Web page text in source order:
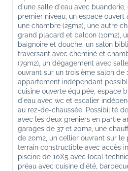
d'une salle d'eau avec buanderie,
premier niveau, un espace ouvert
une chambre (25m2), une autre
grand placard et balcon (10m2),
baignoire et douche, un salon
traversant avec cheminé et
(79m2), un dégagement avec
ouvrant sur un troisième salon de
appartement indépendant
cuisine ouverte équipée, espace
d'eau avec wc et escalier
au rez-de-chaussée. Possibilité
avec les deux greniers en partie
garages de 37 et 20m2, une
de 20m2, un cellier ouvrant sur le
terrain constructible avec accès
piscine de 10X5 avec local
préau avec cuisine d'été,